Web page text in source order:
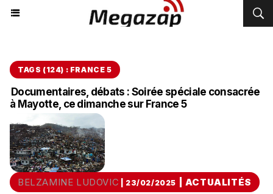
TAGS (124) : FRANCE 5
Documentaires, débats : Soirée spéciale consacrée
à Mayotte, ce dimanche sur France 5
BELZAMINE LUDOVIC | 23/02/2025 ACTUALITÉS